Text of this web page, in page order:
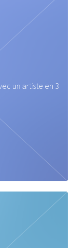
un artiste en 3